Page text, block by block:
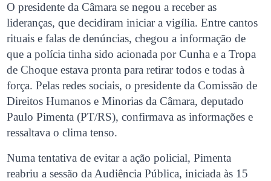
O presidente da Câmara se negou a receber as
lideranças, que decidiram iniciar a vigília. Entre cantos
rituais e falas de denúncias, chegou a informação de
que a polícia tinha sido acionada por Cunha e a Tropa
de Choque estava pronta para retirar todos e todas à
força. Pelas redes sociais, o presidente da Comissão de
Direitos Humanos e Minorias da Câmara, deputado
Paulo Pimenta (PT/RS), confirmava as informações e
ressaltava o clima tenso.
Numa tentativa de evitar a ação policial, Pimenta
reabriu a sessão da Audiência Pública, iniciada às 15